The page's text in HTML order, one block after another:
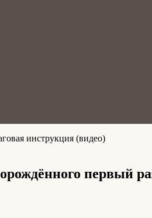
инструкция (видео)
первый